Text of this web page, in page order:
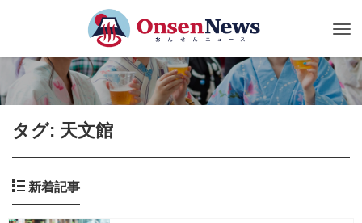
タグ: 天文館
新着記事